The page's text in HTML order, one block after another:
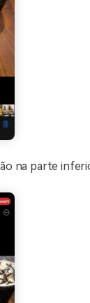
na parte